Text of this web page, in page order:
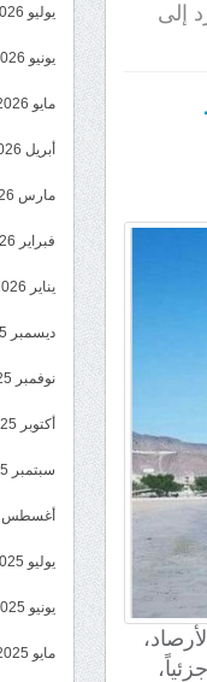
إلى يوليو 2026
يونيو 2026
مايو 2026
أبريل 2026
مارس 2026
فبراير 2026
يناير 2026
ديسمبر 2025
نوفمبر 2025
أكتوبر 2025
سبتمبر 2025
أغسطس 2025
يوليو 2025
يونيو 2025
مايو 2025